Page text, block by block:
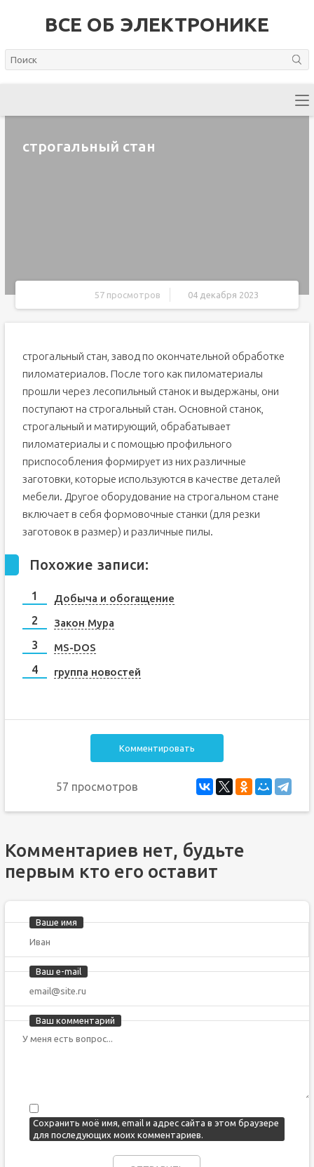
ВСЕ ОБ ЭЛЕКТРОНИКЕ
строгальный стан
57 просмотров 04 декабря 2023
строгальный стан, завод по окончательной обработке
пиломатериалов. После того как пиломатериалы
прошли через лесопильный станок и выдержаны, они
поступают на строгальный стан. Основной станок,
строгальный и матирующий, обрабатывает
пиломатериалы и с помощью профильного
приспособления формирует из них различные
заготовки, которые используются в качестве деталей
мебели. Другое оборудование на строгальном стане
включает в себя формовочные станки (для резки
заготовок в размер) и различные пилы.
Похожие записи:
Добыча и обогащение
Закон Мура
MS-DOS
группа новостей
Комментировать
57 просмотров
Комментариев нет, будьте
первым кто его оставит
Ваше имя
Ваш e-mail
Ваш комментарий
Сохранить моё имя, email и адрес сайта в этом браузере
для последующих моих комментариев.